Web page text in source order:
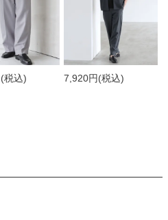
(税込) 7,920円(税込)